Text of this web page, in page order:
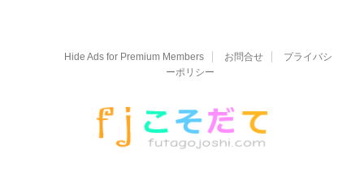
Hide Ads for Premium Members お問合せ
プライバシ
ーポリシー